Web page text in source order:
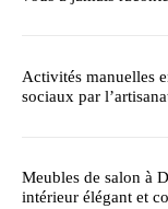
Activités manuelles
sociaux par
Meubles de salon à
intérieur élégant et